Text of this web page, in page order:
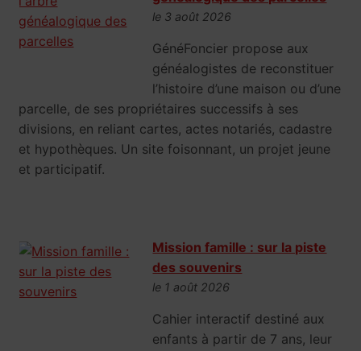
le 3 août 2026
GénéFoncier propose aux
généalogistes de reconstituer
l’histoire d’une maison ou d’une
parcelle, de ses propriétaires successifs à ses
divisions, en reliant cartes, actes notariés, cadastre
et hypothèques. Un site foisonnant, un projet jeune
et participatif.
Mission famille : sur la piste
des souvenirs
le 1 août 2026
Cahier interactif destiné aux
enfants à partir de 7 ans, leur